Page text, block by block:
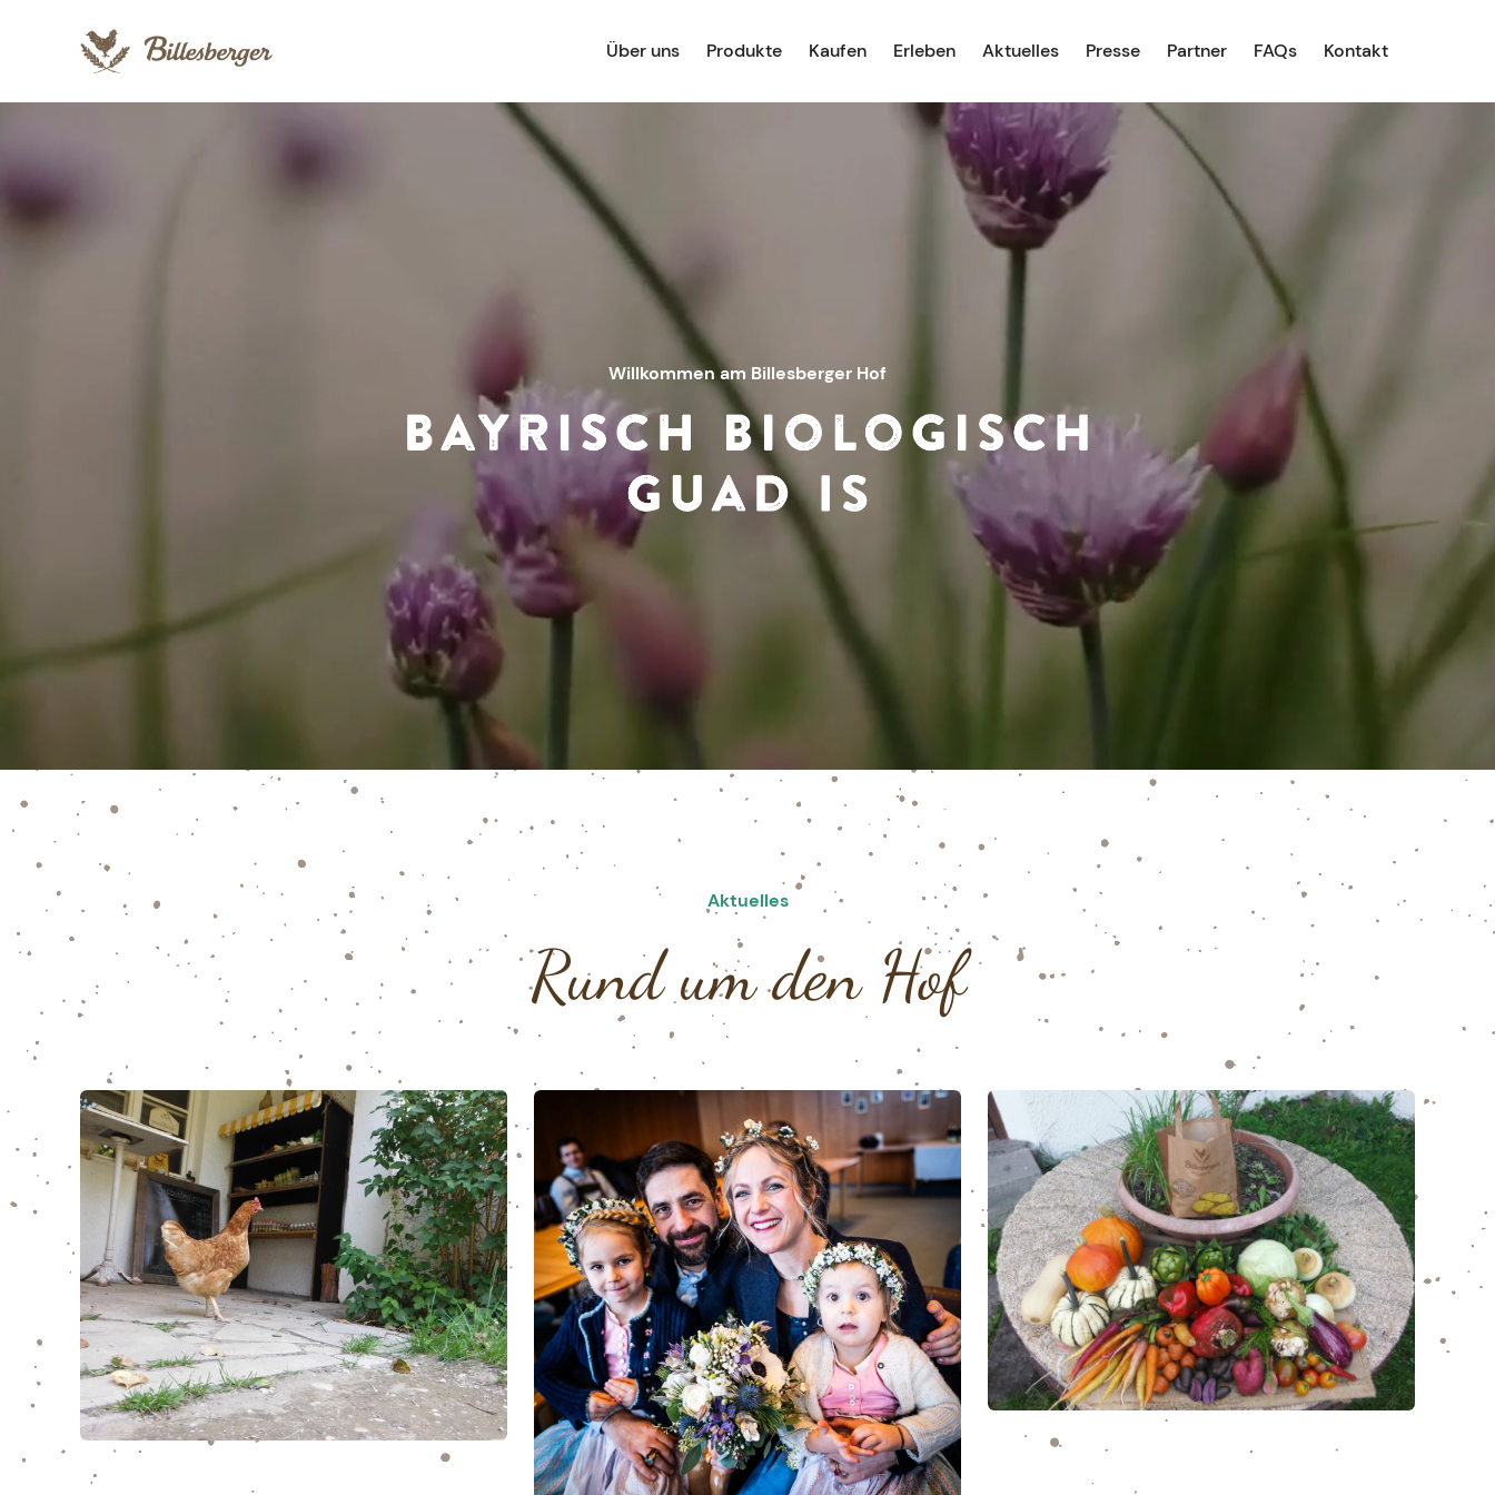
Über uns Produkte Kaufen Erleben Aktuelles Presse Partner FAQs Kontakt
Willkommen am Billesberger Hof
Aktuelles
Rund um den Hof
Nachmittag der offenen Tür
Kürbisfest am Samstag, 25.
Oktober 2025 am